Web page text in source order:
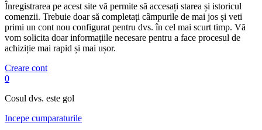
Înregistrarea pe acest site vă permite să accesați starea și istoricul
comenzii. Trebuie doar să completați câmpurile de mai jos și veti
primi un cont nou configurat pentru dvs. în cel mai scurt timp. Vă
vom solicita doar informațiile necesare pentru a face procesul de
achiziție mai rapid și mai ușor.
Creare cont
0
Cosul dvs. este gol
Incepe cumparaturile